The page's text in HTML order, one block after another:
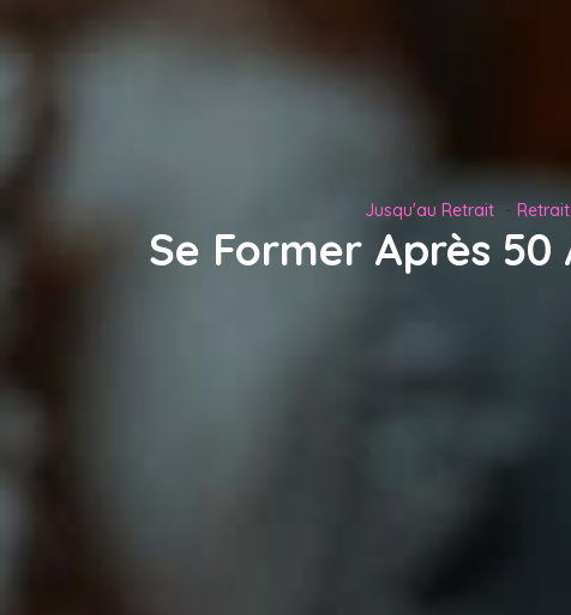
Jusqu'au Retrait
Se Former Après